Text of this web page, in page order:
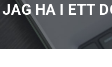
HA I ETT